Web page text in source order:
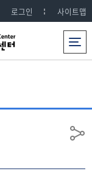
로그인 사이트맵
전체메뉴
공